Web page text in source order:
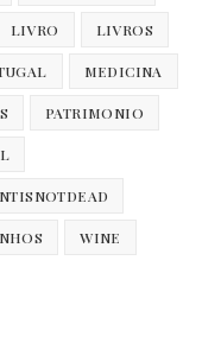
LIVRO LIVROS
MEDICINA
PATRIMONIO
WINE